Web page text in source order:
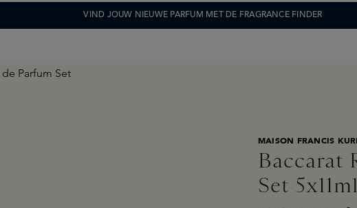
VIND JOUW NIEUWE PARFUM MET DE FRAGRANCE FINDER
MAISON FRANCIS
Baccarat
Set 5x11ml